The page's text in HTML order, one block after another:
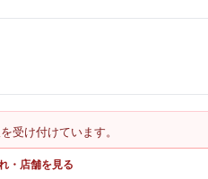
受け付けています。
・店舗を見る